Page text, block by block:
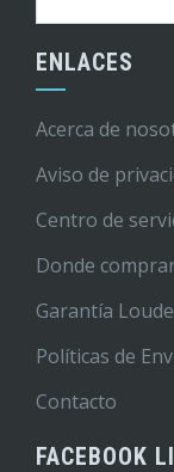
ENLACES
Acerca de
Aviso de
Centro de
Donde
Garantía
Políticas de
Contacto
FACEBOOK